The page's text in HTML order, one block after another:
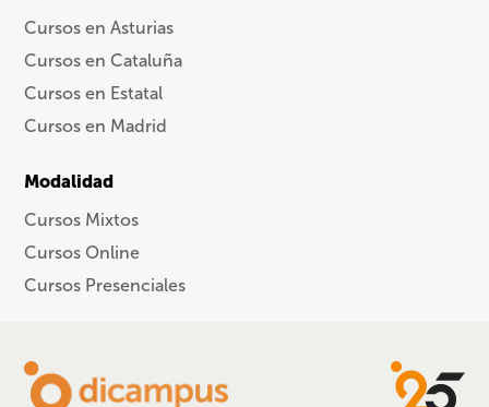
Cursos en Asturias
Cursos en Cataluña
Cursos en Estatal
Cursos en Madrid
Modalidad
Cursos Mixtos
Cursos Online
Cursos Presenciales